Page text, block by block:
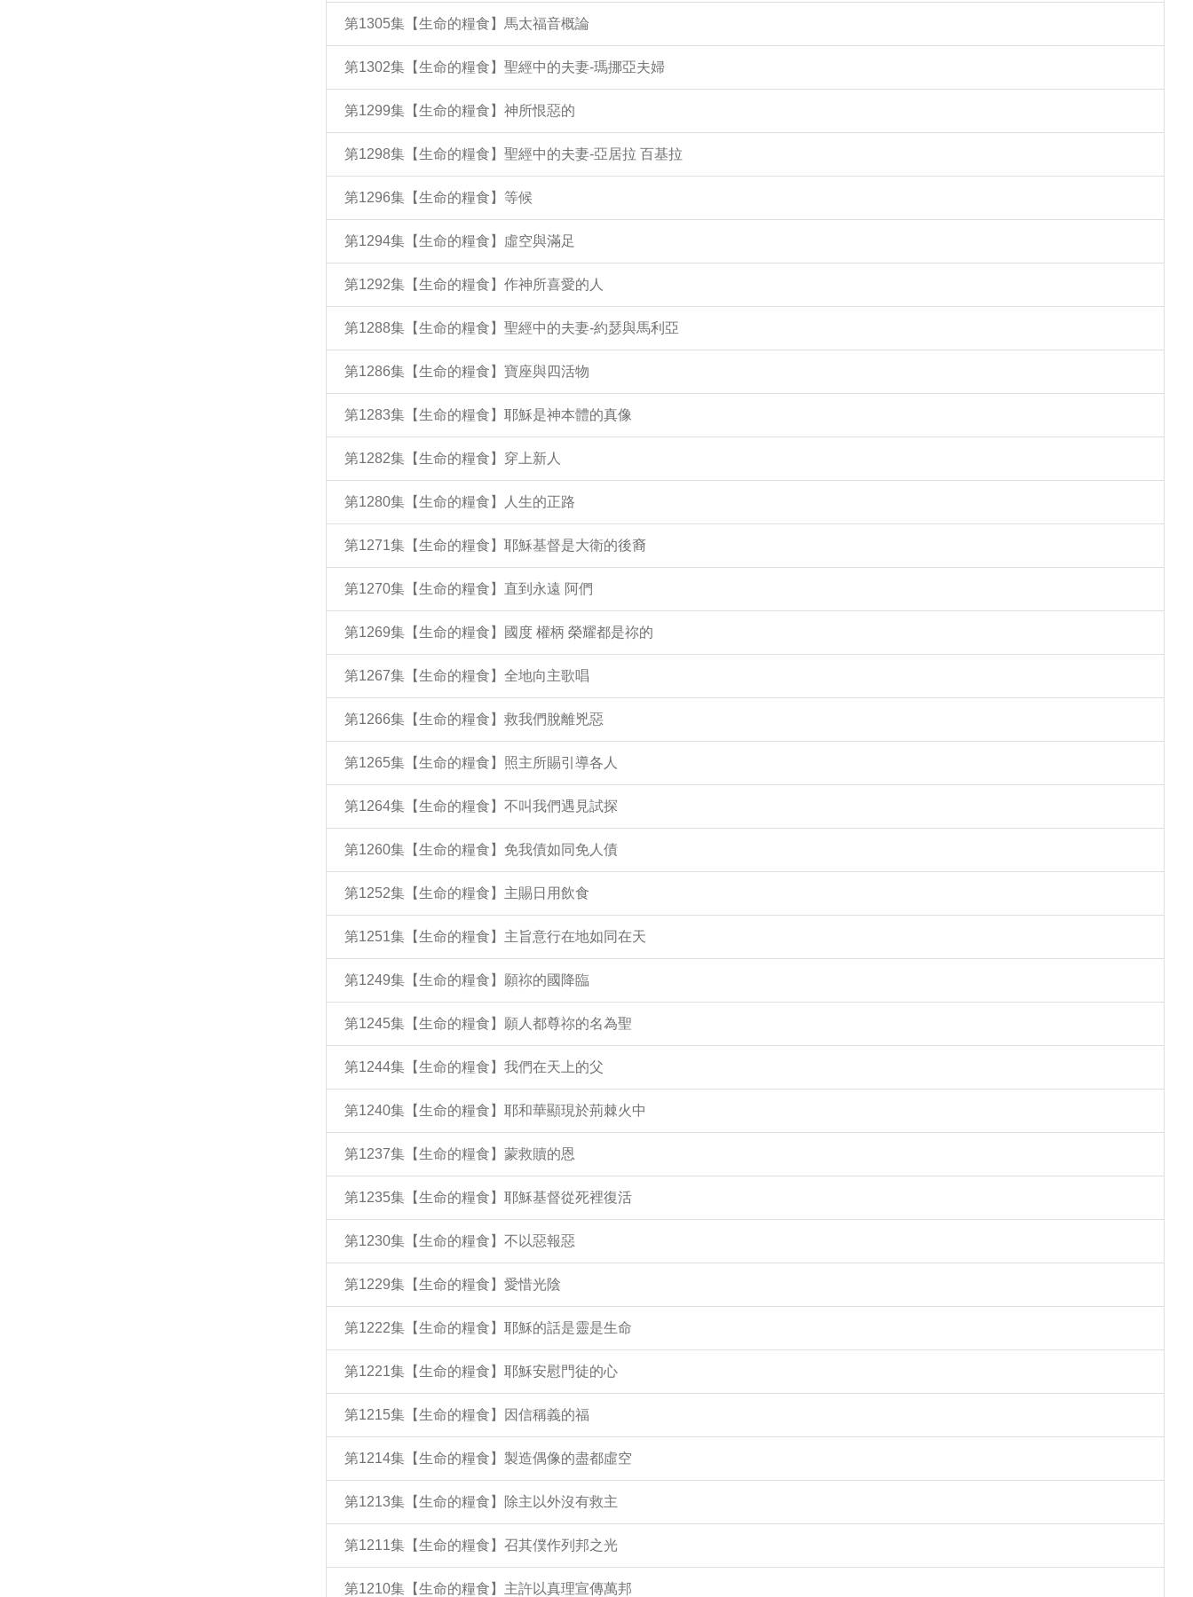
第1305集【生命的糧食】馬太福音概論
第1302集【生命的糧食】聖經中的夫妻-瑪挪亞夫婦
第1299集【生命的糧食】神所恨惡的
第1298集【生命的糧食】聖經中的夫妻-亞居拉 百基拉
第1296集【生命的糧食】等候
第1294集【生命的糧食】虛空與滿足
第1292集【生命的糧食】作神所喜愛的人
第1288集【生命的糧食】聖經中的夫妻-約瑟與馬利亞
第1286集【生命的糧食】寶座與四活物
第1283集【生命的糧食】耶穌是神本體的真像
第1282集【生命的糧食】穿上新人
第1280集【生命的糧食】人生的正路
第1271集【生命的糧食】耶穌基督是大衛的後裔
第1270集【生命的糧食】直到永遠 阿們
第1269集【生命的糧食】國度 權柄 榮耀都是祢的
第1267集【生命的糧食】全地向主歌唱
第1266集【生命的糧食】救我們脫離兇惡
第1265集【生命的糧食】照主所賜引導各人
第1264集【生命的糧食】不叫我們遇見試探
第1260集【生命的糧食】免我債如同免人債
第1252集【生命的糧食】主賜日用飲食
第1251集【生命的糧食】主旨意行在地如同在天
第1249集【生命的糧食】願祢的國降臨
第1245集【生命的糧食】願人都尊祢的名為聖
第1244集【生命的糧食】我們在天上的父
第1240集【生命的糧食】耶和華顯現於荊棘火中
第1237集【生命的糧食】蒙救贖的恩
第1235集【生命的糧食】耶穌基督從死裡復活
第1230集【生命的糧食】不以惡報惡
第1229集【生命的糧食】愛惜光陰
第1222集【生命的糧食】耶穌的話是靈是生命
第1221集【生命的糧食】耶穌安慰門徒的心
第1215集【生命的糧食】因信稱義的福
第1214集【生命的糧食】製造偶像的盡都虛空
第1213集【生命的糧食】除主以外沒有救主
第1211集【生命的糧食】召其僕作列邦之光
第1210集【生命的糧食】主許以真理宣傳萬邦